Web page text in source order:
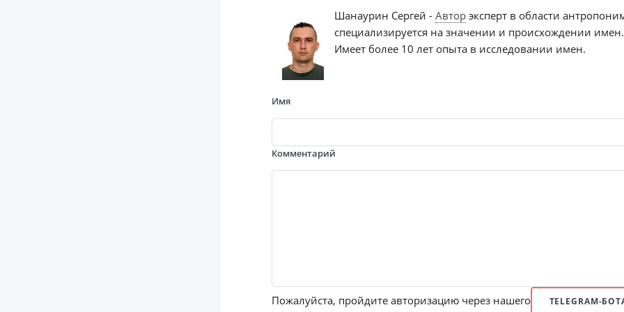
Шанаурин Сергей -Автор эксперт в области
специализируется на значении и происхождении имен.
Имеет более 10 лет опыта в исследовании имен.
Имя
Комментарий
Пожалуйста, пройдите авторизацию через нашего TELEGRAM-